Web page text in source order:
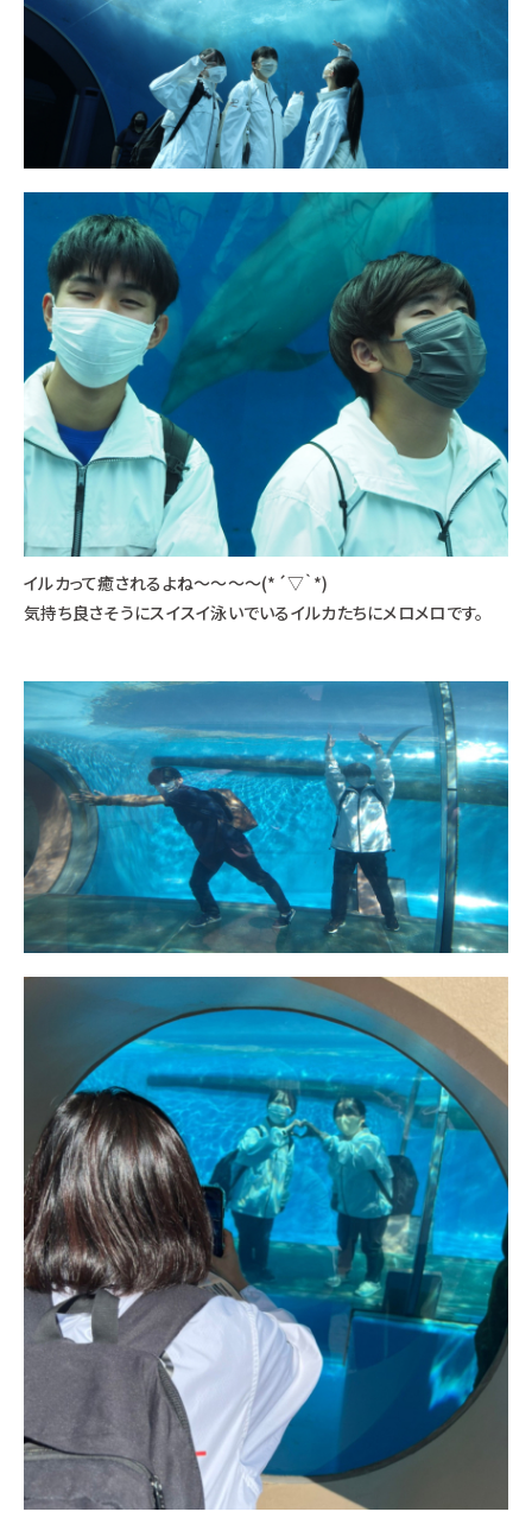
イルカって癒されるよね～～～～(*´▽｀*)
気持ち良さそうにスイスイ泳いでいるイルカたちにメロメロです。